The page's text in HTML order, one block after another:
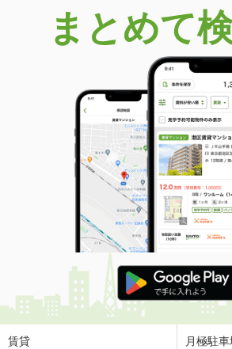
奈良県大和郡山市九条平野町
価 格
5.30万円
奈良県大和郡山市
31.33m²
間取り
1K
奈良県大和郡山市九条平野町
価 格
5.30万円
住 所
奈良県大和郡山市
専有面積 31.33m²
間取り
1K
奈良県奈良市法蓮町
価 格
6.10万円
住 所
奈良県奈良市法蓮
専有面積
まとめて
賃貸 月極駐